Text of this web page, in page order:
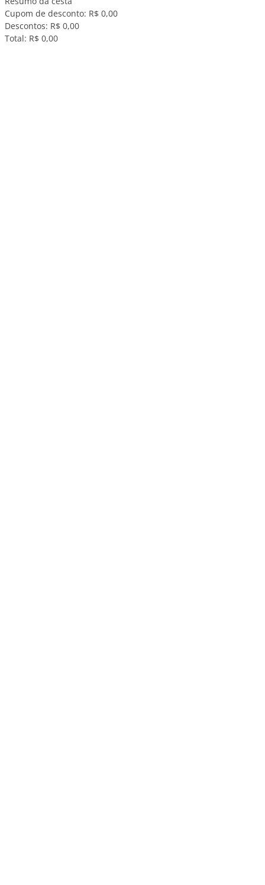
Cupom de desconto: R$ 0,00
Descontos: R$ 0,00
Total: R$ 0,00